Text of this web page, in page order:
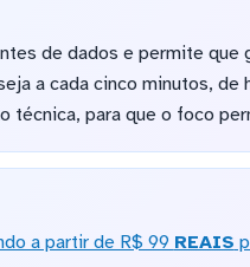
de dados e permite
a cada cinco minutos,
técnica, para que o foco
a partir de R$ 99 REAIS